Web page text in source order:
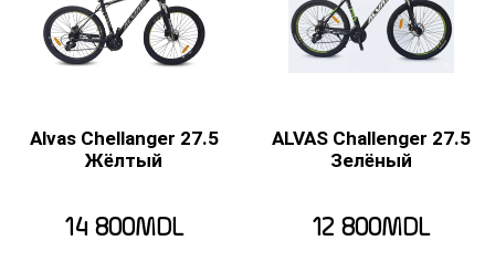
Alvas Chellanger 27.5
Жёлтый
14 800MDL
ALVAS Challenger 27.5
Зелёный
12 800MDL